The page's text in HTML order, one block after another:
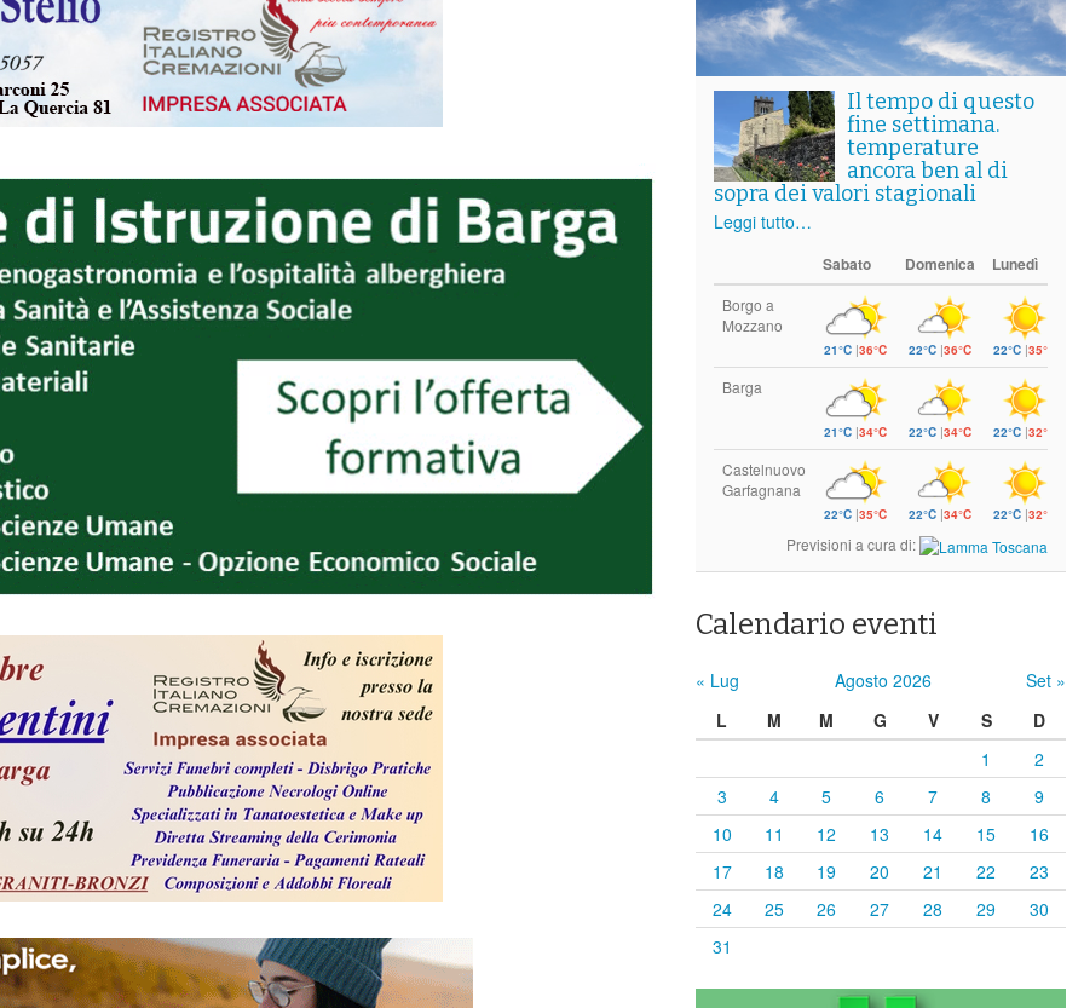
Il tempo di questo
fine settimana.
temperature
ancora ben al di
sopra dei valori stagionali
Leggi tutto…
Sabato Domenica Lunedì
Borgo a
Mozzano
21°C |36°C 22°C |36°C 22°C |35°C
Barga
21°C |34°C 22°C |34°C 22°C |32°C
Castelnuovo
Garfagnana
22°C |35°C 22°C |34°C 22°C |32°C
Previsioni a cura di:
Calendario eventi
« Lug Agosto 2026
Set »
L
M M G V S
D
1
2
3
4 5 6 7 8
9
10
11 12 13 14 15
16
17
18 19 20 21 22
23
24
25 26 27 28 29
30
31